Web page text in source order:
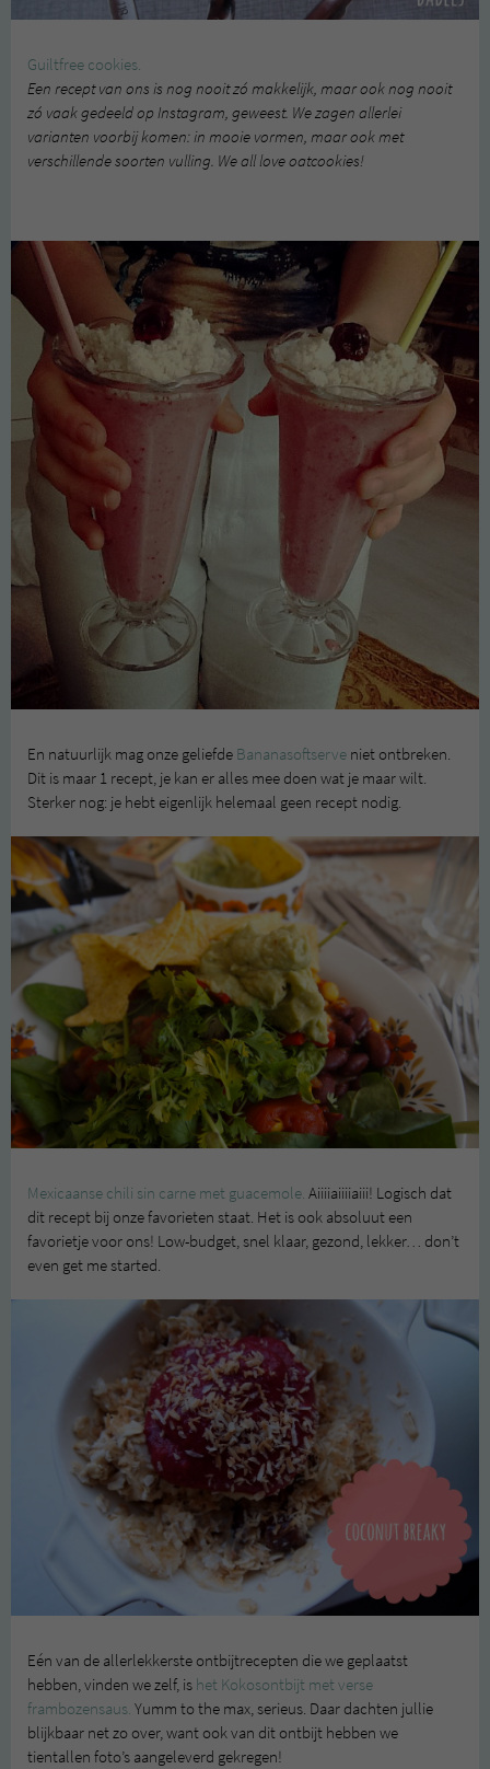
Guiltfree cookies.
Een recept van ons is nog nooit zó makkelijk, maar ook nog nooit
zó vaak gedeeld op Instagram, geweest. We zagen allerlei
varianten voorbij komen: in mooie vormen, maar ook met
verschillende soorten vulling. We all love oatcookies!
En natuurlijk mag onze geliefde Bananasoftserve niet ontbreken.
Dit is maar 1 recept, je kan er alles mee doen wat je maar wilt.
Sterker nog: je hebt eigenlijk helemaal geen recept nodig.
Mexicaanse chili sin carne met guacemole. Aiiiiaiiiiaiii! Logisch dat
dit recept bij onze favorieten staat. Het is ook absoluut een
favorietje voor ons! Low-budget, snel klaar, gezond, lekker… don’t
even get me started.
Eén van de allerlekkerste ontbijtrecepten die we geplaatst
hebben, vinden we zelf, is het Kokosontbijt met verse
frambozensaus. Yumm to the max, serieus. Daar dachten jullie
blijkbaar net zo over, want ook van dit ontbijt hebben we
tientallen foto’s aangeleverd gekregen!